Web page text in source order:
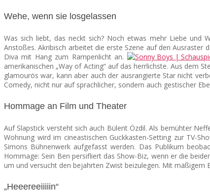
Wehe, wenn sie losgelassen
Was sich liebt, das neckt sich? Noch etwas mehr Liebe und
Anstoßes. Akribisch arbeitet die erste Szene auf den
Diva mit Hang zum Rampenlicht an.
amerikanischen „Way of Acting“ auf das herrlichste. Aus dem
glamourös war, kann aber auch der ausrangierte Star nicht
Comedy, nicht nur auf sprachlicher, sondern auch gestischer
Hommage an Film und Theater
Auf Slapstick versteht sich auch Bülent Özdil. Als bemühter
Wohnung wird im cineastischen Guckkasten-Setting zur TV-
Simons Bühnenwerk aufgefasst werden. Das Publikum
Hommage: Sein Ben persifliert das Show-Biz, wenn er die
um und versucht den bejahrten Zwist beizulegen. Mit mäßigem
„Heeereeiiiiin“